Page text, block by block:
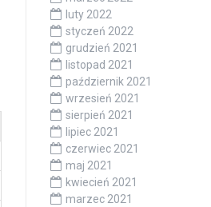
luty 2022
styczeń 2022
grudzień 2021
listopad 2021
październik 2021
wrzesień 2021
sierpień 2021
lipiec 2021
czerwiec 2021
maj 2021
kwiecień 2021
marzec 2021